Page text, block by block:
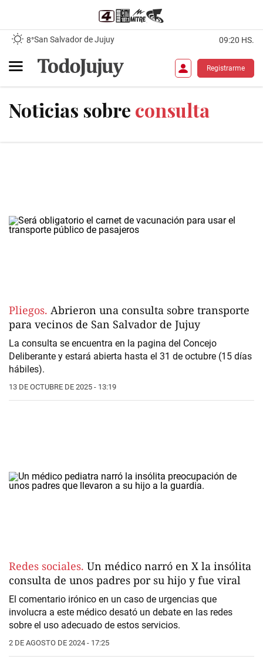
8°San Salvador de Jujuy 09:20 HS.
Registrarme
Noticias sobre consulta
Pliegos. Abrieron una consulta sobre transporte
para vecinos de San Salvador de Jujuy
La consulta se encuentra en la pagina del Concejo
Deliberante y estará abierta hasta el 31 de octubre (15 días
hábiles).
13 DE OCTUBRE DE 2025 - 13:19
Redes sociales. Un médico narró en X la insólita
consulta de unos padres por su hijo y fue viral
El comentario irónico en un caso de urgencias que
involucra a este médico desató un debate en las redes
sobre el uso adecuado de estos servicios.
2 DE AGOSTO DE 2024 - 17:25